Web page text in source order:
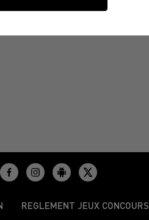
REGLEMENT JEUX CONCOURS